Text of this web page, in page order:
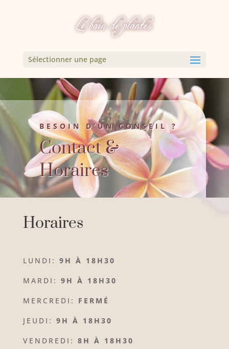
Sélectionner une page
BESOIN D’UN CONSEIL ?
Contact &
Horaires
Horaires
LUNDI: 9H À 18H30
MARDI: 9H À 18H30
MERCREDI: FERMÉ
JEUDI: 9H À 18H30
VENDREDI: 8H À 18H30